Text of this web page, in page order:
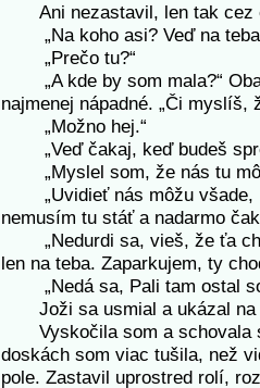
Ani nezastavil, len tak cez
„Na koho asi? Veď na
„Prečo tu?“
„A kde by som mala?“
najmenej nápadné. „Či myslíš,
„Možno hej.“
„Veď čakaj, keď budeš
„Myslel som, že nás tu
„Uvidieť nás môžu všade, i
nemusím tu stáť a nadarmo
„Nedurdi sa, vieš, že ťa
len na teba. Zaparkujem, ty
„Nedá sa, Pali tam ostal so
Joži sa usmial a ukázal na
Vyskočila som a schovala
doskách som viac tušila, než
pole. Zastavil uprostred rolí,